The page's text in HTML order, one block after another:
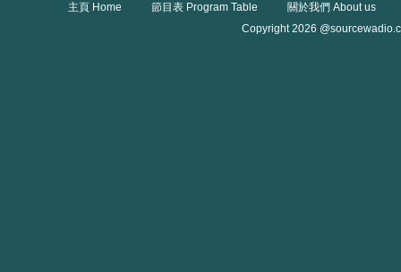
主頁 Home 節目表 Program Table
關於我們 About us
Copyright 2026